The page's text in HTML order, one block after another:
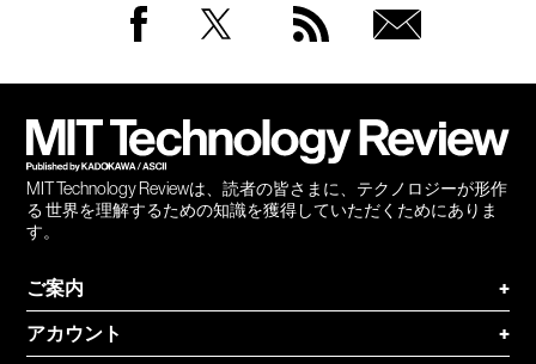
MIT Technology Reviewは、読者の皆さまに、テクノロジーが形作
る 世界を理解するための知識を獲得していただくためにありま
す。
ご案内
+
アカウント
+